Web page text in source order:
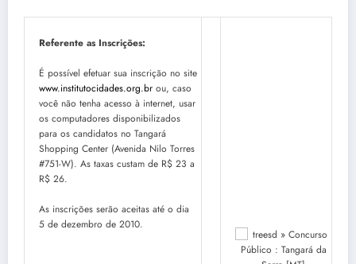
Referente as Inscrições:
É possível efetuar sua inscrição no site
www.institutocidades.org.br ou, caso
você não tenha acesso à internet, usar
os computadores disponibilizados
para os candidatos no Tangará
Shopping Center (Avenida Nilo Torres
#751-W). As taxas custam de R$ 23 a
R$ 26.
As inscrições serão aceitas até o dia
5 de dezembro de 2010.